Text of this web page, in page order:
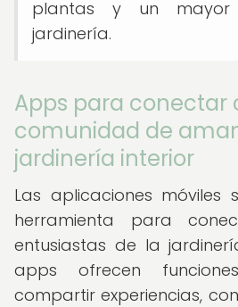
plantas y un
jardinería.
Apps para conectar
comunidad de
jardinería interior
Las aplicaciones móviles
herramienta para
entusiastas de la
apps ofrecen
compartir experiencias,